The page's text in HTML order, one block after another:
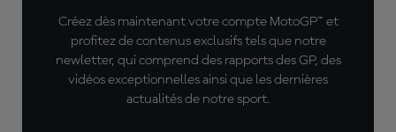
Créez dès maintenant votre compte MotoGP™ et
profitez de contenus exclusifs tels que notre
newletter, qui comprend des rapports des GP, des
vidéos exceptionnelles ainsi que les dernières
actualités de notre sport.